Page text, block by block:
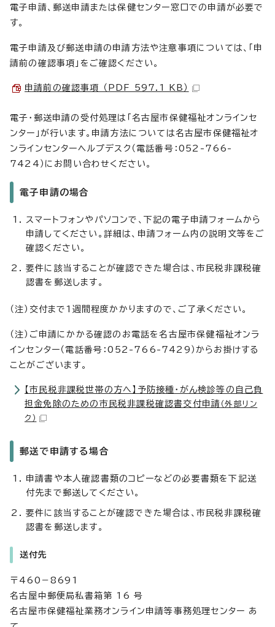
電子申請、郵送申請または保健センター窓口での申請が必要で
す。
電子申請及び郵送申請の申請方法や注意事項については、「申
請前の確認事項」をご確認ください。
申請前の確認事項 （PDF 597.1 KB）
電子・郵送申請の受付処理は「名古屋市保健福祉オンラインセ
ンター」が行います。申請方法については名古屋市保健福祉オ
ンラインセンターヘルプデスク（電話番号：052-766-
7424）にお問い合わせください。
電子申請の場合
スマートフォンやパソコンで、下記の電子申請フォームから
申請してください。詳細は、申請フォーム内の説明文等をご
確認ください。
要件に該当することが確認できた場合は、市民税非課税確
認書を郵送します。
（注）交付まで1週間程度かかりますので、ご了承ください。
（注）ご申請にかかる確認のお電話を名古屋市保健福祉オンラ
インセンター（電話番号：052-766-7429）からお掛けする
ことがございます。
【市民税非課税世帯の方へ】予防接種・がん検診等の自己負
担金免除のための市民税非課税確認書交付申請 （外部リン
ク）
郵送で申請する場合
申請書や本人確認書類のコピーなどの必要書類を下記送
付先まで郵送してください。
要件に該当することが確認できた場合は、市民税非課税確
認書を郵送します。
送付先
〒460－8691
名古屋中郵便局私書箱第 16 号
名古屋市保健福祉業務オンライン申請等事務処理センター あ